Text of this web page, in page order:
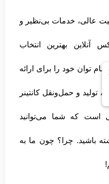
عالی، خدمات بی‌نظیر و
آنلاین بهترین انتخاب
توان خود را برای ارائه
تولید و حمل‌ونقل کانتینر
است که شما می‌توانید
باشید. چرا؟ چون ما به